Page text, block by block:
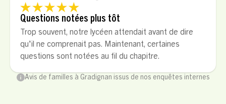
Questions notées plus tôt
Trop souvent, notre lycéen attendait avant de dire
qu'il ne comprenait pas. Maintenant, certaines
questions sont notées au fil du chapitre.
Avis de familles à Gradignan issus de nos enquêtes internes